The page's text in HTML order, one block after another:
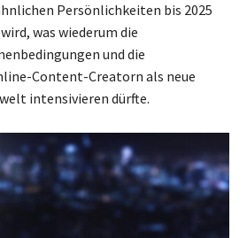
Persönlichkeiten bis 2025
was wiederum die
und die
Content-Creatorn als neue
intensivieren dürfte.